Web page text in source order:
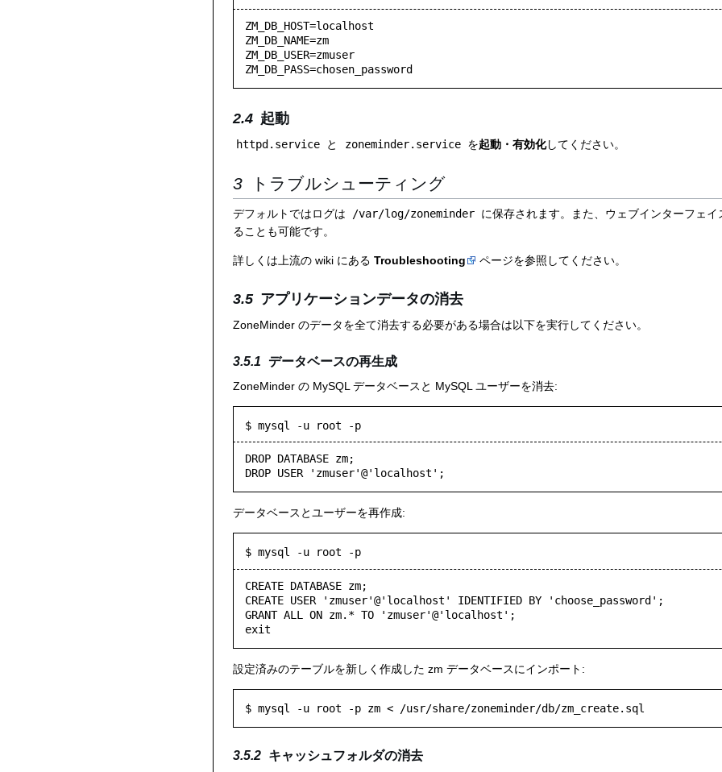
ZM_DB_HOST=localhost
ZM_DB_NAME=zm
ZM_DB_USER=zmuser
ZM_DB_PASS=chosen_password
起動
httpd.service と zoneminder.service を起動・有効化してください。
トラブルシューティング
デフォルトではログは /var/log/zoneminder に保存されます。また、ウェブインターフェ
ることも可能です。
詳しくは上流の wiki にある Troubleshooting ページを参照してください。
アプリケーションデータの消去
ZoneMinder のデータを全て消去する必要がある場合は以下を実行してください。
データベースの再生成
ZoneMinder の MySQL データベースと MySQL ユーザーを消去:
$ mysql -u root -p
DROP DATABASE zm;
データベースとユーザーを再作成:
$ mysql -u root -p
CREATE DATABASE zm;
CREATE USER 'zmuser'@'localhost' IDENTIFIED BY 'choose_password';
GRANT ALL ON zm.* TO 'zmuser'@'localhost';
exit
設定済みのテーブルを新しく作成した zm データベースにインポート:
キャッシュフォルダの消去